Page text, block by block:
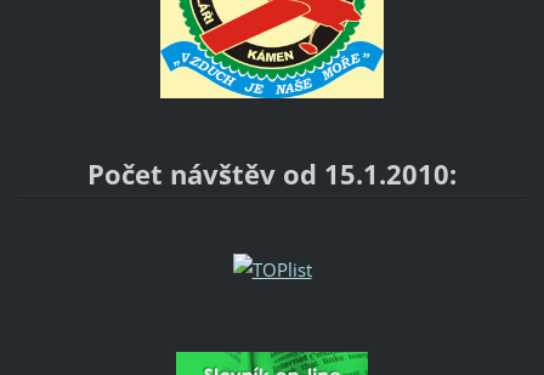
Počet návštěv od 15.1.2010: